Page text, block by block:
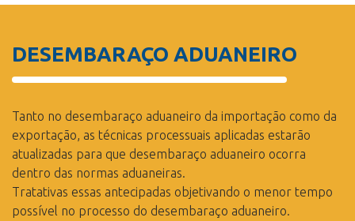
DESEMBARAÇO ADUANEIRO
Tanto no desembaraço aduaneiro da importação como da
exportação, as técnicas processuais aplicadas estarão
atualizadas para que desembaraço aduaneiro ocorra
dentro das normas aduaneiras.
Tratativas essas antecipadas objetivando o menor tempo
possível no processo do desembaraço aduaneiro.